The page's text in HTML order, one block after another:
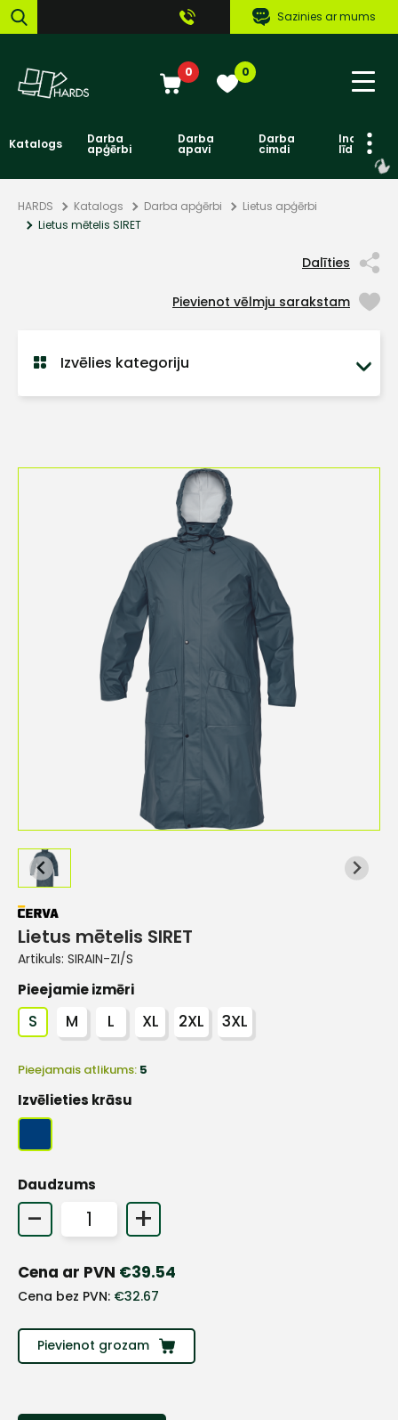
Sazinies ar mums
0 0
Katalogs Darba
apģērbi
Darba
apavi
Darba
cimdi līdzekļi
HARDS Katalogs Darba apģērbi
Lietus apģērbi
Lietus mētelis SIRET
Dalīties
Pievienot vēlmju sarakstam
Izvēlies kategoriju
Lietus mētelis SIRET
Artikuls: SIRAIN-ZI/S
Pieejamie izmēri
S M L XL 2XL 3XL
Pieejamais atlikums: 5
Izvēlieties krāsu
Daudzums
- +
Cena ar PVN €39.54
Cena bez PVN: €32.67
Pievienot grozam
+